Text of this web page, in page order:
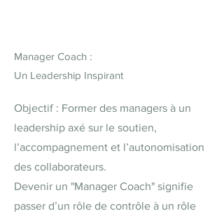
Manager Coach :
Un Leadership Inspirant
Objectif : Former des managers à un
leadership axé sur le soutien,
l’accompagnement et l’autonomisation
des collaborateurs.
Devenir un "Manager Coach" signifie
passer d’un rôle de contrôle à un rôle